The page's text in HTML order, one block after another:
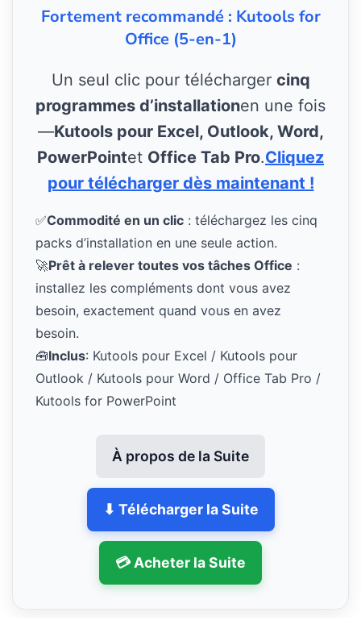
Fortement recommandé : Kutools for
Office (5-en-1)
Un seul clic pour télécharger cinq
programmes d’installationen une fois
—Kutools pour Excel, Outlook, Word,
PowerPointet Office Tab Pro.Cliquez
pour télécharger dès maintenant !
✅Commodité en un clic : téléchargez les cinq
packs d’installation en une seule action.
🚀Prêt à relever toutes vos tâches Office :
installez les compléments dont vous avez
besoin, exactement quand vous en avez
besoin.
🧰Inclus: Kutools pour Excel / Kutools pour
Outlook / Kutools pour Word / Office Tab Pro /
Kutools for PowerPoint
À propos de la Suite
⬇ Télécharger la Suite
💳 Acheter la Suite